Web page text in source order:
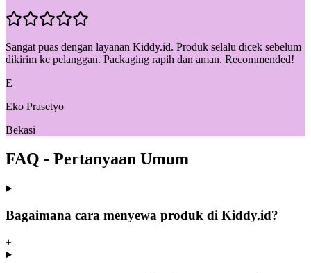
Sangat puas dengan layanan Kiddy.id. Produk selalu dicek sebelum
dikirim ke pelanggan. Packaging rapih dan aman. Recommended!
E
Eko Prasetyo
Bekasi
FAQ - Pertanyaan Umum
Bagaimana cara menyewa produk di Kiddy.id?
+